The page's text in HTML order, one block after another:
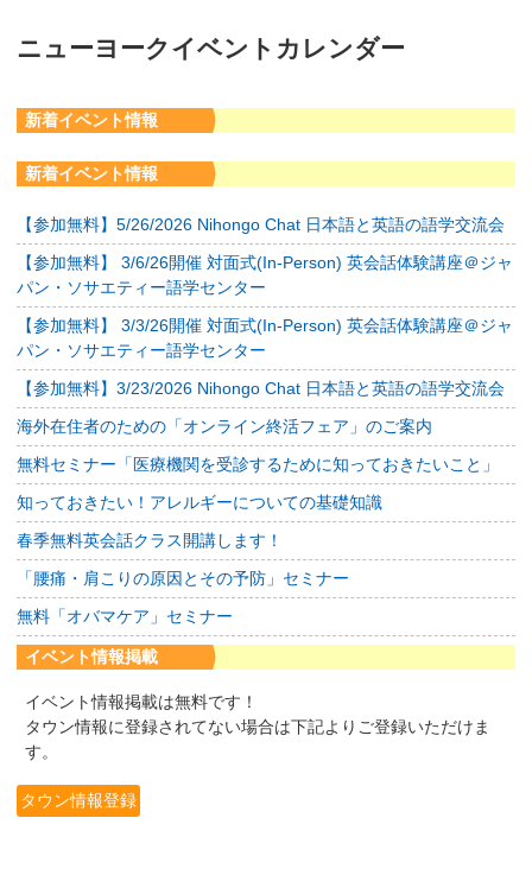
ニューヨークイベントカレンダー
新着イベント情報
新着イベント情報
【参加無料】5/26/2026 Nihongo Chat 日本語と英語の語学交流会
【参加無料】 3/6/26開催 対面式(In-Person) 英会話体験講座＠ジャ
パン・ソサエティー語学センター
【参加無料】 3/3/26開催 対面式(In-Person) 英会話体験講座＠ジャ
パン・ソサエティー語学センター
【参加無料】3/23/2026 Nihongo Chat 日本語と英語の語学交流会
海外在住者のための「オンライン終活フェア」のご案内
無料セミナー「医療機関を受診するために知っておきたいこと」
知っておきたい！アレルギーについての基礎知識
春季無料英会話クラス開講します！
「腰痛・肩こりの原因とその予防」セミナー
無料「オバマケア」セミナー
イベント情報掲載
イベント情報掲載は無料です！
タウン情報に登録されてない場合は下記よりご登録いただけま
す。
タウン情報登録